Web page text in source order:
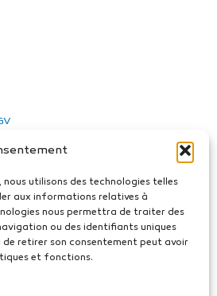
utilisons des technologies telles
aux informations relatives à
nous permettra de traiter des
ou des identifiants uniques
retirer son consentement peut avoir
et fonctions.